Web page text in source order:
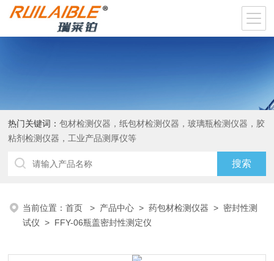
热门关键词：包材检测仪器，纸包材检测仪器，玻璃瓶检测仪器，胶
粘剂检测仪器，工业产品测厚仪等
当前位置：首页 > 产品中心 >药包材检测仪器 > 密封性测
试仪 > FFY-06瓶盖密封性测定仪